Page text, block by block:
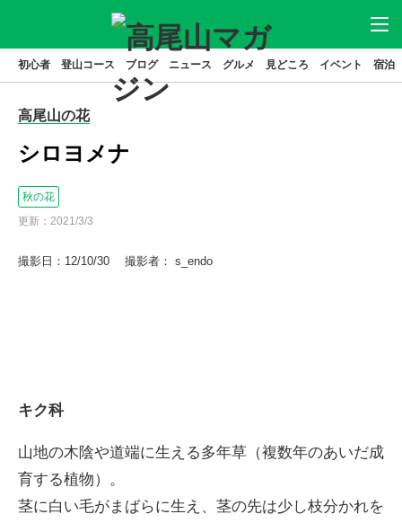
ニュース アクセス 駐車場
登山コース
イベント
高尾山とは
初心者 登山コース ブログ ニュース グルメ 見どころ イベント 宿泊
高尾山の花
シロヨメナ
秋の花
更新： 2021/3/3
撮影日：12/10/30 撮影者： s_endo
キク科
山地の木陰や道端に生える多年草（複数年のあいだ成
育する植物）。
茎に白い毛がまばらに生え、茎の先は少し枝分かれを